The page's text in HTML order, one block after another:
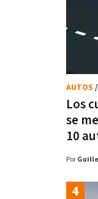
Los
se
10
AUTOS
Por